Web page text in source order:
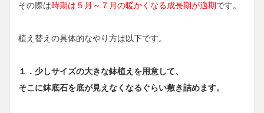
その際は時期は５月～７月の暖かくなる成長期が適期です。
植え替えの具体的なやり方は以下です。
１．少しサイズの大きな鉢植えを用意して、
そこに鉢底石を底が見えなくなるぐらい敷き詰めます。